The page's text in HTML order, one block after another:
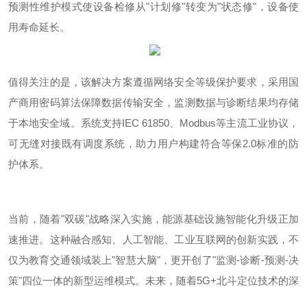
预测性维护模式使设备检修从"计划修"转变为"状态修" ，设备使
用寿命延长。
值得关注的是，该解决方案遵循网络安全等级保护要求，采用国
产商用密码算法保障数据传输安全，监测数据与诊断结果均存储
于本地安全域。系统支持IEC 61850 Modbus等主流工业协议，
可无缝对接既有调度系统，助力用户构建符合等保2.0标准的防
护体系。
当前，随着"双碳"战略深入实施，能源基础设施智能化升级正加
速推进。这种融合感知、人工智能、工业互联网的创新实践，不
仅为教育交通领域装上"智慧大脑"，更开创了"监测-诊断-预测-决
策"四位一体的新型运维模式。未来，随着5G+北斗定位技术的深